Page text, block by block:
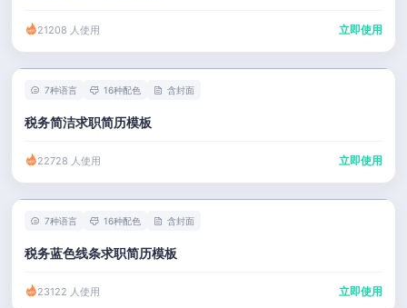
21208 人使用 立即使用
7种语言 16种配色 含封面
税务简洁求职简历模板
22728 人使用 立即使用
7种语言 16种配色 含封面
税务蓝色线条求职简历模板
23122 人使用 立即使用